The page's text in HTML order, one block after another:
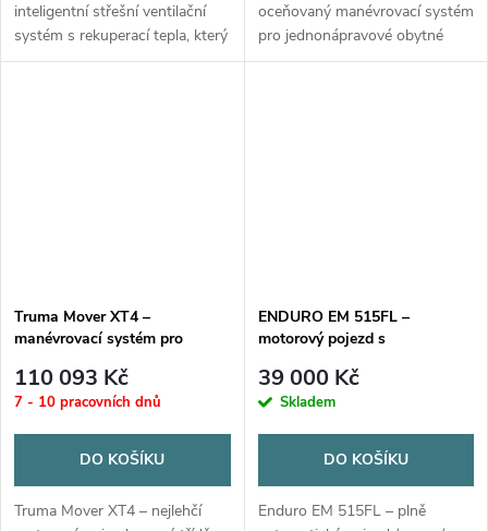
inteligentní střešní ventilační
systém s rekuperací tepla, který
zajišťuje nepřetržitou výměnu
oceňovaný manévrovací systém
pro jednonápravové obytné
vozy a přívěsy do 2 250 kg.
Truma Mover XT4 –
manévrovací systém pro
100 kg
110 093 Kč
7 - 10 pracovních dnů
DO KOŠÍKU
Truma Mover XT4 – nejlehčí
ENDURO EM 515FL –
motorový pojezd s
39 000 Kč
Skladem
DO KOŠÍKU
Enduro EM 515FL – plně